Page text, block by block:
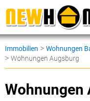
Immobilien > Wohnungen
> Wohnungen Augsburg
Wohnungen